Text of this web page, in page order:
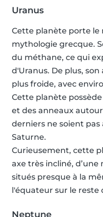
Uranus
Cette planète porte le
mythologie grecque.
du méthane, ce qui
d'Uranus. De plus,
plus froide, avec
Cette planète
et des anneaux
derniers ne soient pas
Saturne.
Curieusement, cette
axe très incliné, d’une
situés presque à la
l'équateur sur le reste
Neptune